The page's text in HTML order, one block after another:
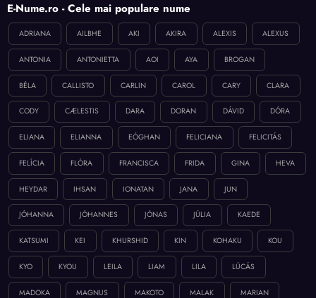
E-Nume.ro - Cele mai populare nume
ADRIANA AILBHE AKI AKIRA ALEXIS ALEXUS
ANTONIA ANTONIETTA AOI AYA BROGAN
BÉLA CALLISTO CARLIN CAROL CARY CLARA
CODY CÆLESTIS DARA DORAN DÁVID DÓRA
ELIANA ELIANNA EÓGHAN FELICIANA FELICITÁS
FELÍCIA FLÓRA FRANCISCA FRIDA GINA HEVA
HEYDAR IHSAN IONATAN JANA JUN
JÓHANNA JÓHANNES JÓNAS JÚLIA KAEDE
KATSUMI KEI KHURSHID KIN KOHAKU KOU
KYO KYOU LEILA LIAM LILA LÚCÁS
MADOKA MAGNUS MAKOTO MALAK MARIAN